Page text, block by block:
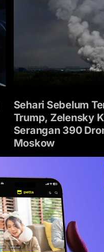
Sehari Sebelum
Trump, Zelensky
Serangan 390
Moskow
Petta – Wilayah Moskow,
besar dari…
BY REDAKSI JULI 29, 2026